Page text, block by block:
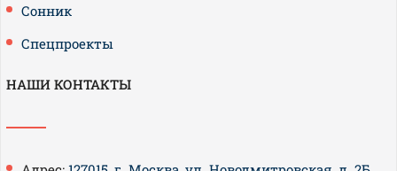
Сонник
Спецпроекты
НАШИ КОНТАКТЫ